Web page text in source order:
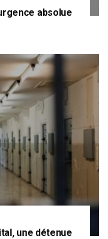
absolue
une détenue